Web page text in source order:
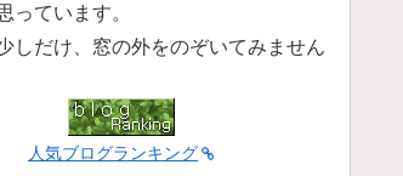
っています。
しだけ、窓の外をのぞいてみません
人気ブログランキング